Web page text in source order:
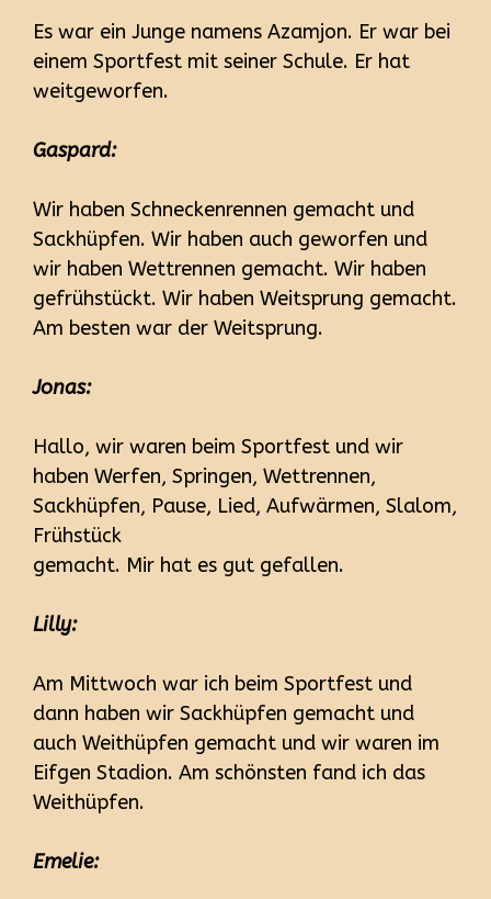
Es war ein Junge namens Azamjon. Er war bei
einem Sportfest mit seiner Schule. Er hat
weitgeworfen.
Gaspard:
Wir haben Schneckenrennen gemacht und
Sackhüpfen. Wir haben auch geworfen und
wir haben Wettrennen gemacht. Wir haben
gefrühstückt. Wir haben Weitsprung gemacht.
Am besten war der Weitsprung.
Jonas:
Hallo, wir waren beim Sportfest und wir
haben Werfen, Springen, Wettrennen,
Sackhüpfen, Pause, Lied, Aufwärmen, Slalom,
Frühstück
gemacht. Mir hat es gut gefallen.
Lilly:
Am Mittwoch war ich beim Sportfest und
dann haben wir Sackhüpfen gemacht und
auch Weithüpfen gemacht und wir waren im
Eifgen Stadion. Am schönsten fand ich das
Weithüpfen.
Emelie: